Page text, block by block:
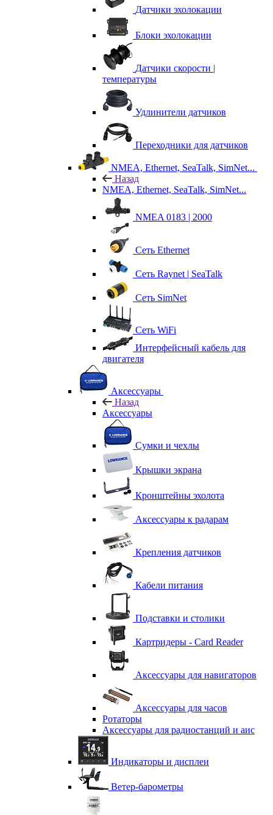
Датчики эхолокации
Блоки эхолокации
Датчики скорости |
температуры
Удлинители датчиков
Переходники для датчиков
NMEA, Ethernet, SeaTalk, SimNet...
Назад
NMEA, Ethernet, SeaTalk, SimNet...
NMEA 0183 | 2000
Сеть Ethernet
Сеть Raynet | SeaTalk
Сеть SimNet
Сеть WiFi
Интерфейсный кабель для
двигателя
Аксессуары
Назад
Аксессуары
Сумки и чехлы
Крышки экрана
Кронштейны эхолота
Аксессуары к радарам
Крепления датчиков
Кабели питания
Подставки и столики
Картридеры - Card Reader
Аксессуары для навигаторов
Аксессуары для часов
Ротаторы
Аксессуары для радиостанций и аис
Индикаторы и дисплеи
Ветер-барометры